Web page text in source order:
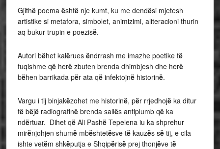
Gjithëpoema ështënje kumt, ku me dendësi mjetesh
artistike si metafora, simbolet, animizimi, aliteracioni thurin
aq bukur trupin e poezisë.
Autori bëhet kalërues ëndrrash me imazhe poetike të
fuqishme qëherëzbuten brenda dhimbjesh dhe herë
bëhen barrikada për ata qëinfektojnëhistorinë.
Vargu i tij binjakëzohet me historinë, për rrjedhojëka ditur
tëbëjëradiografinëbrenda sallës antiplumb qëka
ndërtuar. Dihet qëAli PashëTepelena iu ka shprehur
mirënjohjen shumëmbështetësve tëkauzës sëtij, e cila
ishte vetëm shkëputja e Shqipërisëprej thonjëve të